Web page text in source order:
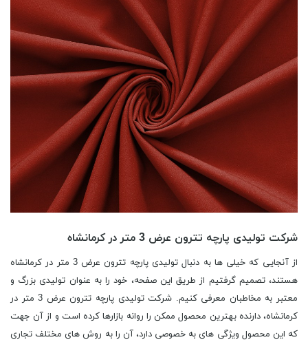
شرکت تولیدی پارچه تترون عرض 3 متر در کرمانشاه
از آنجایی که خیلی ها به دنبال تولیدی پارچه تترون عرض 3 متر در کرمانشاه
هستند، تصمیم گرفتیم از طریق این صفحه، خود را به عنوان تولیدی بزرگ و
معتبر به مخاطبان معرفی کنیم. شرکت تولیدی پارچه تترون عرض 3 متر در
کرمانشاه، دارنده بهترین محصول ممکن را روانه بازارها کرده است و از آن جهت
که این محصول ویژگی های به خصوصی دارد، آن را به روش های مختلف تجاری